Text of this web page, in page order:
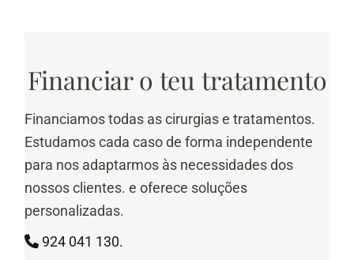
Financiar o teu tratamento
Financiamos todas as cirurgias e tratamentos.
Estudamos cada caso de forma independente
para nos adaptarmos às necessidades dos
nossos clientes. e oferece soluções
personalizadas.
924 041 130.